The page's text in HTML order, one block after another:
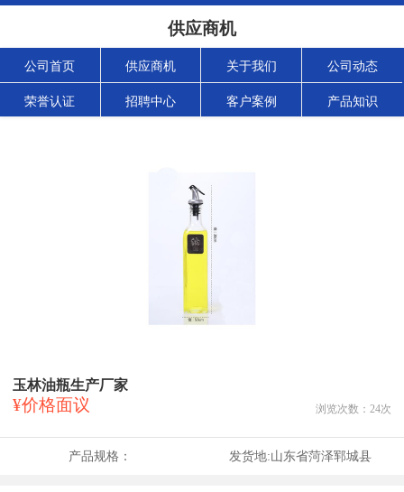
供应商机
公司首页 供应商机 关于我们 公司动态
荣誉认证 招聘中心 客户案例 产品知识
玉林油瓶生产厂家
¥价格面议 浏览次数： 24次
产品规格： 发货地:山东省菏泽郓城县